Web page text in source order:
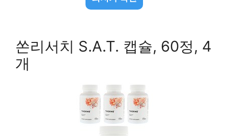
쏜리서치 S.A.T. 캡슐, 60정, 4
개